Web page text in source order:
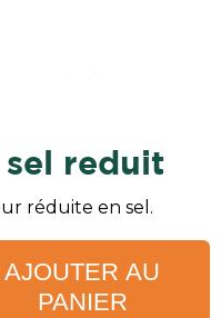
sel reduit
réduite en sel.
AJOUTER AU
PANIER